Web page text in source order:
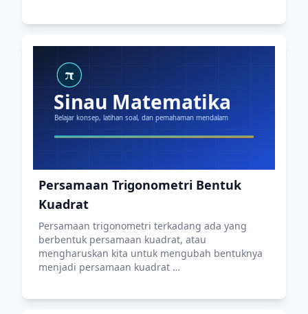
Persamaan Trigonometri Bentuk
Kuadrat
Persamaan trigonometri terkadang ada yang
berbentuk persamaan kuadrat, atau
mengharuskan kita untuk mengubah bentuknya
menjadi persamaan kuadrat …